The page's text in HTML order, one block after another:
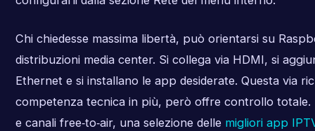
Chi chiedesse massima libertà, può orientarsi su
distribuzioni media center. Si collega via HDMI, si
Ethernet e si installano le app desiderate. Questa via
competenza tecnica in più, però offre controllo totale.
e canali free‑to‑air, una selezione delle migliori app